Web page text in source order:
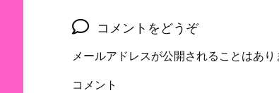
コメントをどうぞ
メールアドレスが公開されることはあり
コメント